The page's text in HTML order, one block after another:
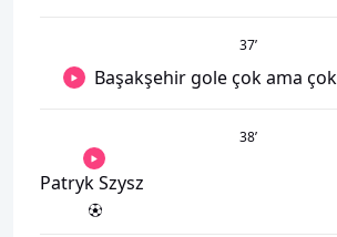
37’
Başakşehir gole çok ama çok
38’
Patryk Szysz